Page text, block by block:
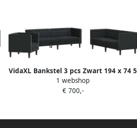
VidaXL Bankstel 3 pcs Zwart 194 x 74 5
x 70 5 cm Kunstleer
1 webshop
€ 700,-